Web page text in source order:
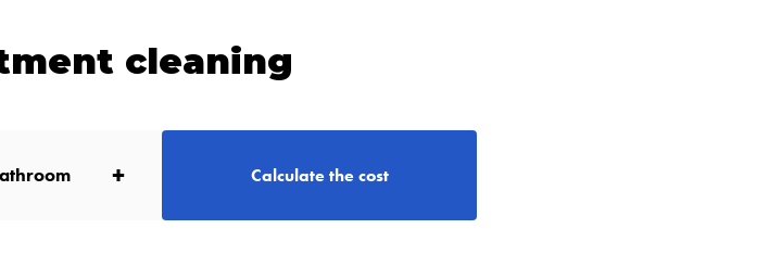
cleaning
+ Calculate the cost